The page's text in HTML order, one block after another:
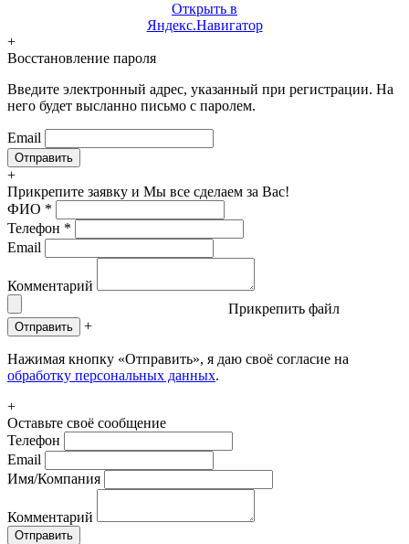
Открыть в
Яндекс.Навигатор
+
Восстановление пароля
Введите электронный адрес, указанный при регистрации. На
него будет высланно письмо с паролем.
Email
+
Прикрепите заявку и Мы все сделаем за Вас!
ФИО *
Телефон *
Email
Комментарий
Прикрепить файл
Отправить +
Нажимая кнопку «Отправить», я даю своё согласие на
обработку персональных данных.
+
Оставьте своё сообщение
Телефон
Email
Имя/Компания
Комментарий
Отправить